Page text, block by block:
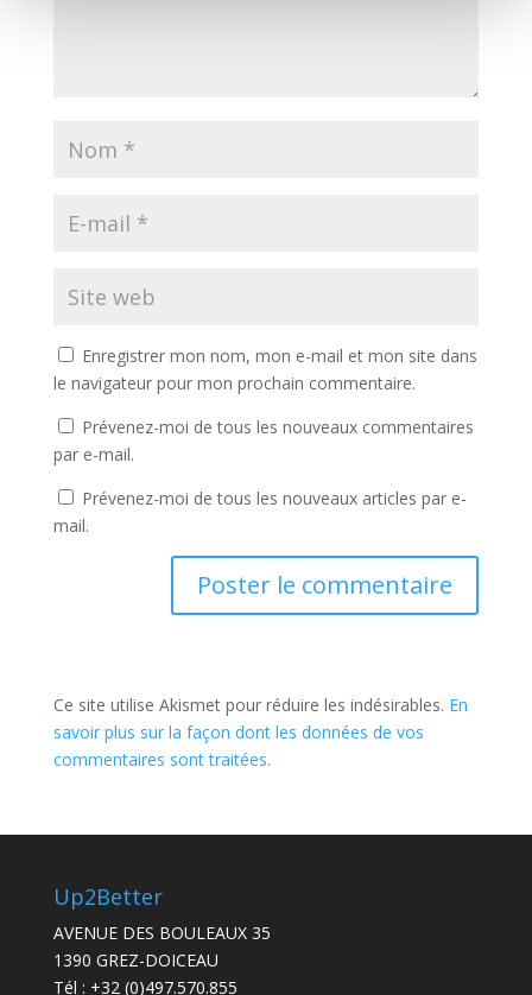
Enregistrer mon nom, mon e-mail et mon site dans
le navigateur pour mon prochain commentaire.
Prévenez-moi de tous les nouveaux commentaires
par e-mail.
Prévenez-moi de tous les nouveaux articles par e-
mail.
Ce site utilise Akismet pour réduire les indésirables. En
savoir plus sur la façon dont les données de vos
commentaires sont traitées.
Up2Better
AVENUE DES BOULEAUX 35
1390 GREZ-DOICEAU
Tél : +32 (0)497.570.855